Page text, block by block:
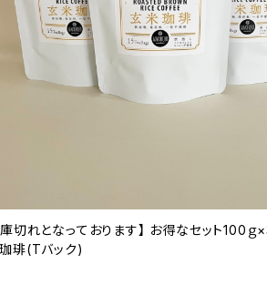
庫切れとなっております】 お得なセット100
琲(Tバック)